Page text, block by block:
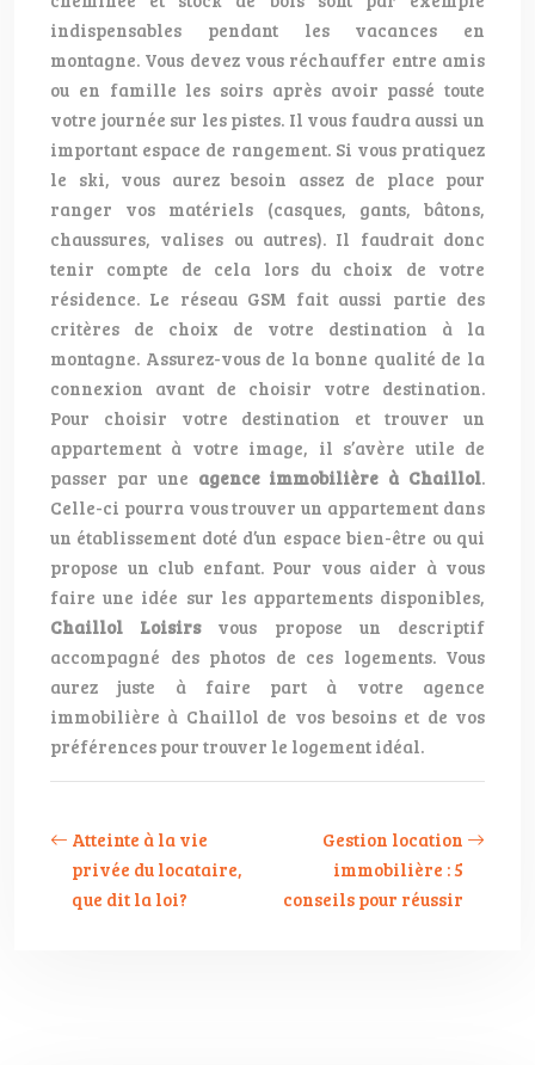
indispensables pendant les vacances en
montagne. Vous devez vous réchauffer entre amis
ou en famille les soirs après avoir passé toute
votre journée sur les pistes. Il vous faudra aussi un
important espace de rangement. Si vous pratiquez
le ski, vous aurez besoin assez de place pour
ranger vos matériels (casques, gants, bâtons,
chaussures, valises ou autres). Il faudrait donc
tenir compte de cela lors du choix de votre
résidence. Le réseau GSM fait aussi partie des
critères de choix de votre destination à la
montagne. Assurez-vous de la bonne qualité de la
connexion avant de choisir votre destination.
Pour choisir votre destination et trouver un
appartement à votre image, il s’avère utile de
passer par une agence immobilière à Chaillol.
Celle-ci pourra vous trouver un appartement dans
un établissement doté d’un espace bien-être ou qui
propose un club enfant. Pour vous aider à vous
faire une idée sur les appartements disponibles,
Chaillol Loisirsvous propose un descriptif
accompagné des photos de ces logements. Vous
aurez juste à faire part à votre agence
immobilière à Chaillol de vos besoins et de vos
préférences pour trouver le logement idéal.
Atteinte à la vie
privée du locataire,
que dit la loi?
Gestion location
immobilière : 5
conseils pour réussir